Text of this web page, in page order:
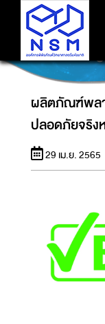
ผลิตภัณฑ์พล
ผลิตภัณฑ์พลา
ปลอดภัยจริง
29 เม.ย. 2565